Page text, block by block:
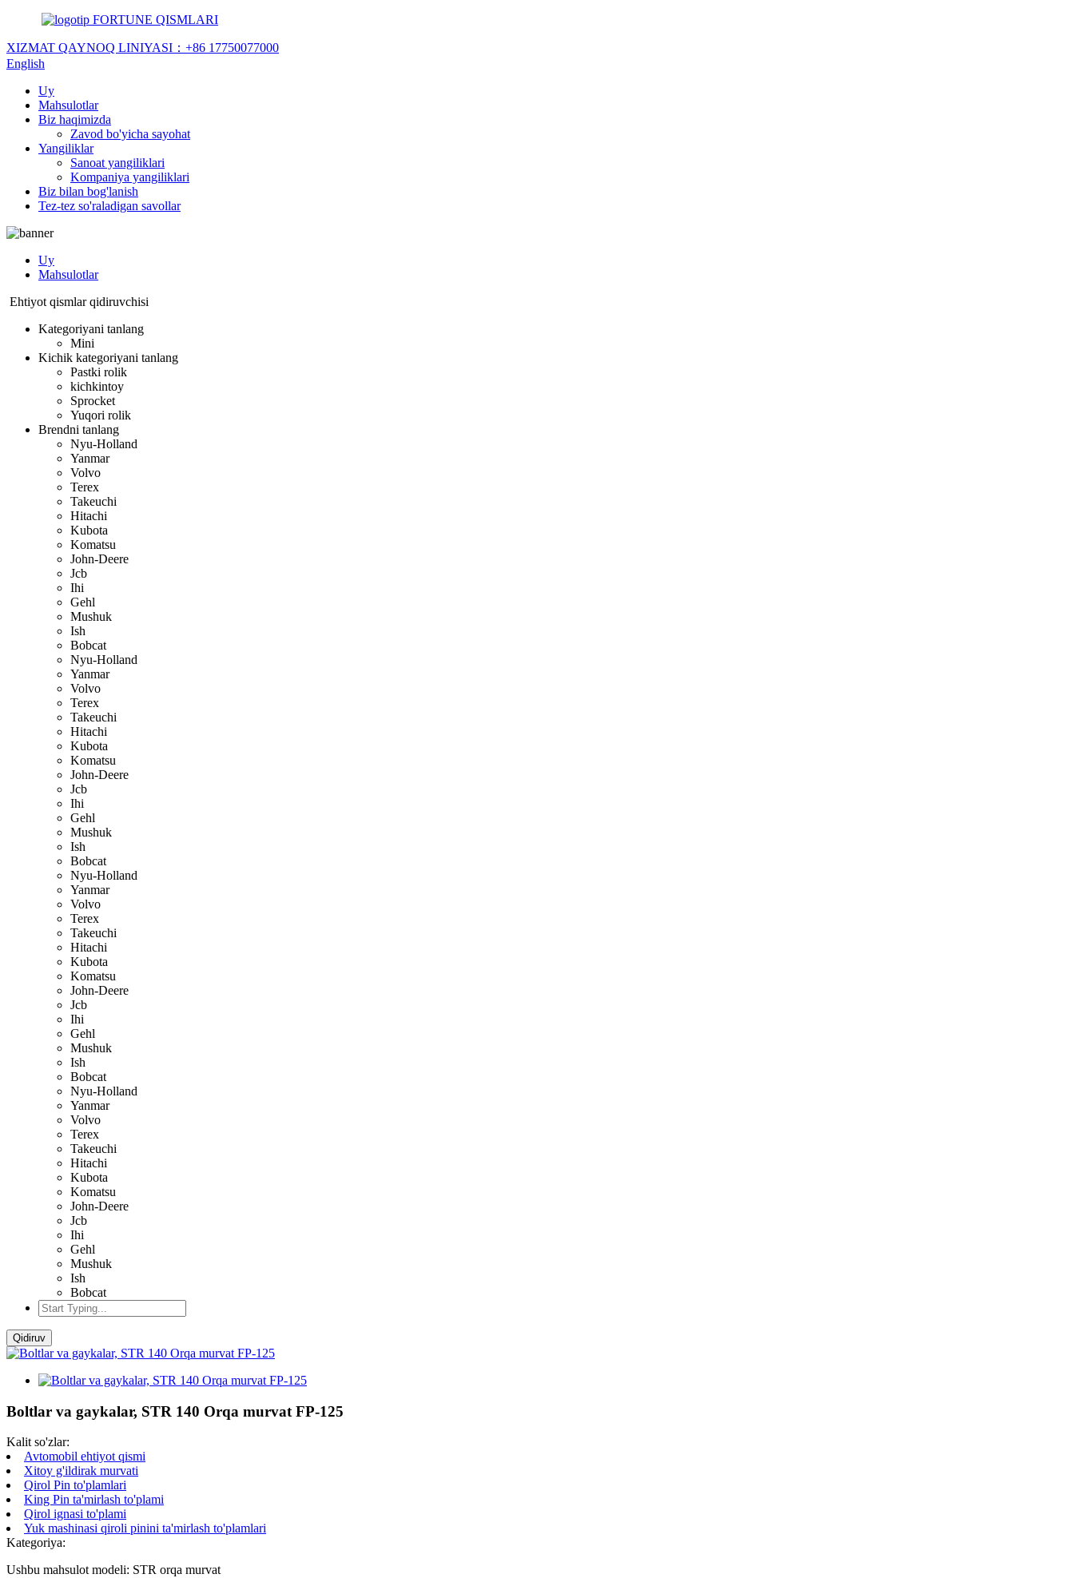
FORTUNE QISMLARI
XIZMAT QAYNOQ LINIYASI： +86 17750077000
English
Uy
Mahsulotlar
Biz haqimizda
Zavod bo'yicha sayohat
Yangiliklar
Sanoat yangiliklari
Kompaniya yangiliklari
Biz bilan bog'lanish
Tez-tez so'raladigan savollar
Uy
Mahsulotlar
Ehtiyot qismlar qidiruvchisi
Kategoriyani tanlang
Mini
Kichik kategoriyani tanlang
Pastki rolik
kichkintoy
Sprocket
Yuqori rolik
Brendni tanlang
Nyu-Holland
Yanmar
Volvo
Terex
Takeuchi
Hitachi
Kubota
Komatsu
John-Deere
Jcb
Ihi
Gehl
Mushuk
Ish
Bobcat
Nyu-Holland
Yanmar
Volvo
Terex
Takeuchi
Hitachi
Kubota
Komatsu
John-Deere
Jcb
Ihi
Gehl
Mushuk
Ish
Bobcat
Nyu-Holland
Yanmar
Volvo
Terex
Takeuchi
Hitachi
Kubota
Komatsu
John-Deere
Jcb
Ihi
Gehl
Mushuk
Ish
Bobcat
Nyu-Holland
Yanmar
Volvo
Terex
Takeuchi
Hitachi
Kubota
Komatsu
John-Deere
Jcb
Ihi
Gehl
Mushuk
Ish
Bobcat
Qidiruv
Boltlar va gaykalar, STR 140 Orqa murvat FP-125
Kalit so'zlar:
Avtomobil ehtiyot qismi
Xitoy g'ildirak murvati
Qirol Pin to'plamlari
King Pin ta'mirlash to'plami
Qirol ignasi to'plami
Yuk mashinasi qiroli pinini ta'mirlash to'plamlari
Kategoriya:
Ushbu mahsulot modeli: STR orqa murvat